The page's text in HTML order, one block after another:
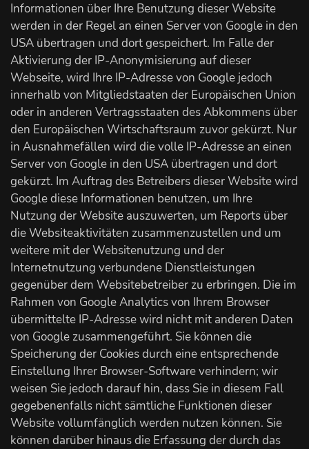
Informationen über Ihre Benutzung dieser Website
werden in der Regel an einen Server von Google in den
USA übertragen und dort gespeichert. Im Falle der
Aktivierung der IP-Anonymisierung auf dieser
Webseite, wird Ihre IP-Adresse von Google jedoch
innerhalb von Mitgliedstaaten der Europäischen Union
oder in anderen Vertragsstaaten des Abkommens über
den Europäischen Wirtschaftsraum zuvor gekürzt. Nur
in Ausnahmefällen wird die volle IP-Adresse an einen
Server von Google in den USA übertragen und dort
gekürzt. Im Auftrag des Betreibers dieser Website wird
Google diese Informationen benutzen, um Ihre
Nutzung der Website auszuwerten, um Reports über
die Websiteaktivitäten zusammenzustellen und um
weitere mit der Websitenutzung und der
Internetnutzung verbundene Dienstleistungen
gegenüber dem Websitebetreiber zu erbringen. Die im
Rahmen von Google Analytics von Ihrem Browser
übermittelte IP-Adresse wird nicht mit anderen Daten
von Google zusammengeführt. Sie können die
Speicherung der Cookies durch eine entsprechende
Einstellung Ihrer Browser-Software verhindern; wir
weisen Sie jedoch darauf hin, dass Sie in diesem Fall
gegebenenfalls nicht sämtliche Funktionen dieser
Website vollumfänglich werden nutzen können. Sie
können darüber hinaus die Erfassung der durch das